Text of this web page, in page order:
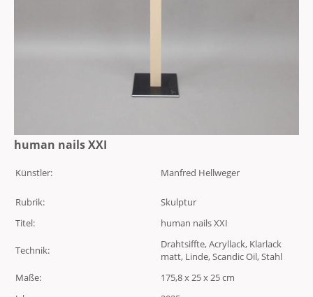
human nails XXI
Künstler: Manfred Hellweger
Rubrik:
Skulptur
Titel:
human nails XXI
Technik:
Drahtsiffte, Acryllack, Klarlack
matt, Linde, Scandic Oil, Stahl
Maße:
175,8 x 25 x 25 cm